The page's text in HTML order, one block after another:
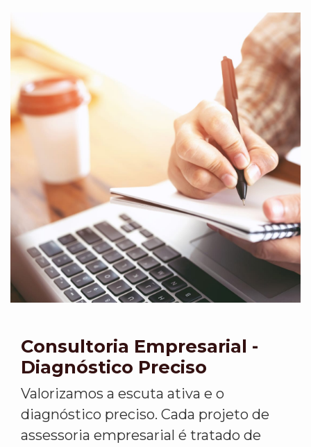
Consultoria Empresarial -
Diagnóstico Preciso
Valorizamos a escuta ativa e o
diagnóstico preciso. Cada projeto de
assessoria empresarial é tratado de